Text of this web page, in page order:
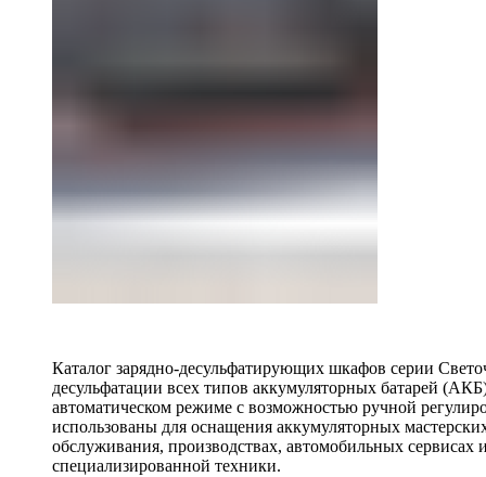
Каталог зарядно-десульфатирующих шкафов серии
десульфатации всех типов аккумуляторных батарей
автоматическом режиме с возможностью ручной
использованы для оснащения аккумуляторных
обслуживания, производствах, автомобильных
специализированной техники.